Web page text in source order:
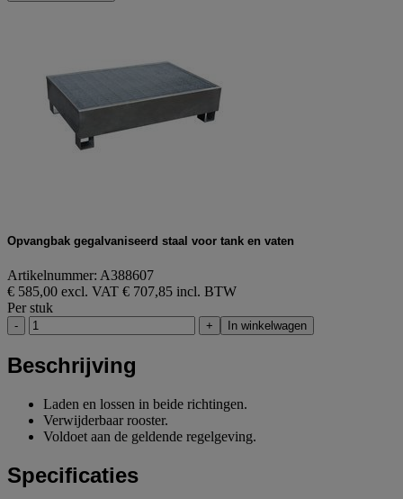
Opvangbak gegalvaniseerd staal voor tank en vaten
Artikelnummer: A388607
€ 585,00 excl. VAT € 707,85 incl. BTW
Per stuk
- + In winkelwagen
Beschrijving
Laden en lossen in beide richtingen.
Verwijderbaar rooster.
Voldoet aan de geldende regelgeving.
Specificaties